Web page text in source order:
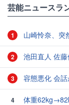
芸能ニュースラ
1 山崎怜奈、突
2 池田直人 佐
3 容態悪化 会
4 体重